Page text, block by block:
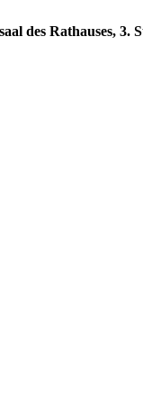
des Rathauses, 3.